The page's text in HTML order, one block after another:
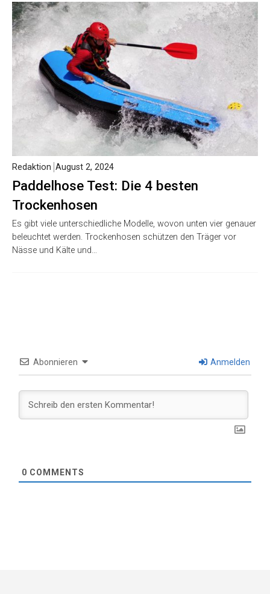
Paddelhose Test: Die 4 besten
Trockenhosen
Redaktion August 2, 2024
Es gibt viele unterschiedliche Modelle, wovon unten vier genauer
beleuchtet werden. Trockenhosen schützen den Träger vor
Nässe und Kälte und…
Abonnieren Anmelden
0 COMMENTS